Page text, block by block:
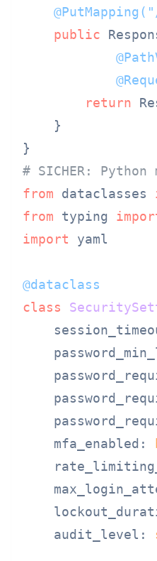
public
return
    }
# SICHER:
from dataclasses
from typing
import yaml
@dataclass
class
    mfa_enabled:
    audit_level: